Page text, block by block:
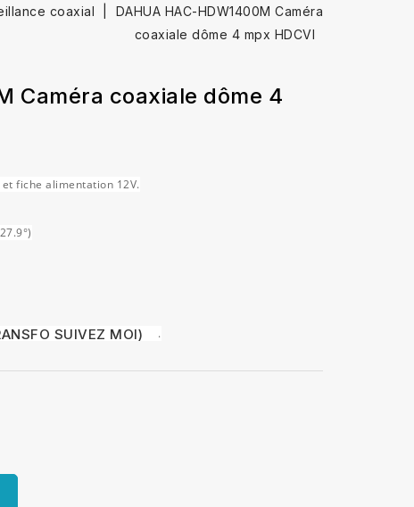
coaxial
DAHUA HAC-HDW1400M Caméra
coaxiale dôme 4 mpx HDCVI
Caméra coaxiale dôme 4
fiche alimentation 12V.
SUIVEZ MOI) .